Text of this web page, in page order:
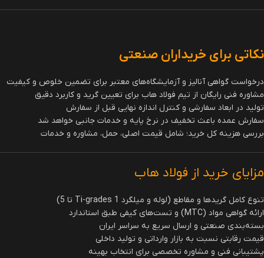
نکاتی برای خریداران صنعتی
درخواست گواهی آنالیز و آزمایشگاه‌های معتبر برای تضمین خلوص و کیفیت
مشاوره فنی رایگان از تیم فولاد هاب برای تعیین گرید و کاربرد دقیق
تولید در ابعاد سفارشی و کنترل اندازه نهایی قبل از سفارش
سفارش عمده باعث تخفیف در نرخ پایه و خدمات جانبی خواهد شد
بررسی هزینه کل خرید؛ شامل قیمت اصلی، حمل، مشاوره و خدمات
مزایای خرید از فولاد هاب
تنوع کامل گریدها و مقاطع (لوله و میلگرد Ti-grades 1 تا 5)
ارائه گواهی مواد (MTC) و تست‌های کیفی طبق استاندارد
بسته‌بندی صنعتی و ارسال سریع به سراسر ایران
قیمت رقابتی نسبت به بازار وارداتی و تولید داخلی
پشتیبانی فنی و مشاوره تخصصی برای انتخاب بهینه